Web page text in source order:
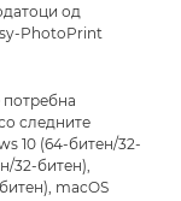
од
PhotoPrint
следните
10 (64-битен/32-
32-битен),
macOS